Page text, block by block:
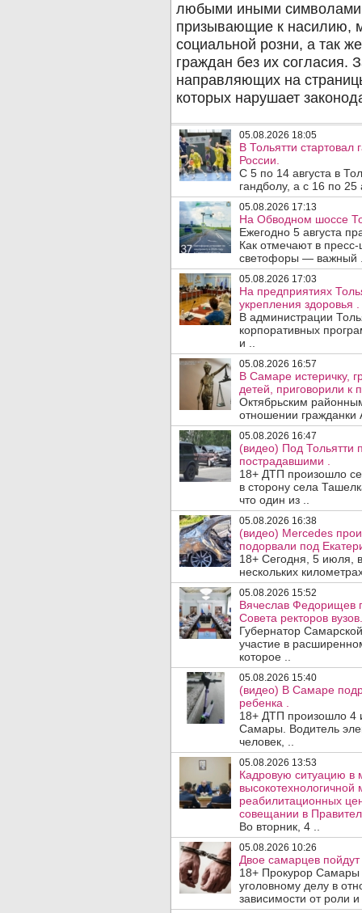
05.08.2026 18:05
В Тольятти
России.
С 5 по 14 августа в
гандболу, а с 16 по
05.08.2026 17:13
На Обводном шоссе
Ежегодно 5 августа
Как отмечают в
светофоры — важный
05.08.2026 17:03
На предприятиях
укрепления здоровья .
В администрации
корпоративных
и ..
05.08.2026 16:57
В Самаре истеричку,
детей, приговорили к
Октябрьским
отношении гражданки
05.08.2026 16:47
(видео) Под Тольятти
пострадавшими .
18+ ДТП произошло
в сторону села
что один из ..
05.08.2026 16:38
(видео) Mercedes
подорвали под
18+ Сегодня, 5 июля,
нескольких
05.08.2026 15:52
Вячеслав Федорищев
Совета ректоров вузов.
Губернатор
участие в
которое ..
05.08.2026 15:40
(видео) В Самаре
ребенка .
18+ ДТП произошло
Самары. Водитель
человек, ..
05.08.2026 13:53
Кадровую ситуацию в
реабилитационных
совещании в
Во вторник, 4 ..
05.08.2026 10:26
Двое самарцев пойдут
18+ Прокурор Самары
уголовному делу в
зависимости от роли